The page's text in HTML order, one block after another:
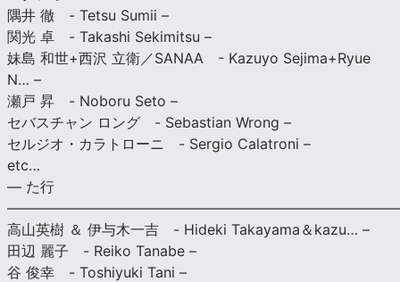
隅井 徹 - Tetsu Sumii –
関光 卓 - Takashi Sekimitsu –
妹島 和世+西沢 立衛／SANAA - Kazuyo Sejima+Ryue
N… –
瀬戸 昇 - Noboru Seto –
セバスチャン ロング - Sebastian Wrong –
セルジオ・カラトローニ - Sergio Calatroni –
etc…
— た行
高山英樹 ＆ 伊与木一吉 - Hideki Takayama＆kazu… –
田辺 麗子 - Reiko Tanabe –
谷 俊幸 - Toshiyuki Tani –